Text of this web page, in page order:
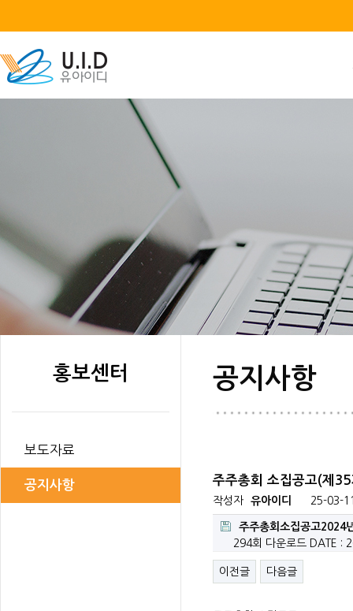
홍보센터
보도자료
공지사항
공지사항
주주총회 소집공고(제
작성자 유아이디 25-03-
주주총회소집공고2024
294회 다운로드
DATE :
이전글 다음글